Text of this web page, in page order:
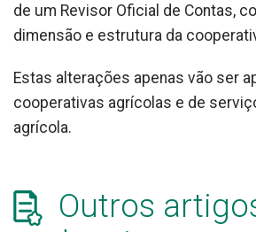
de um Revisor Oficial de Contas,
dimensão e estrutura da
Estas alterações apenas vão ser
cooperativas agrícolas e de
agrícola.
Outros